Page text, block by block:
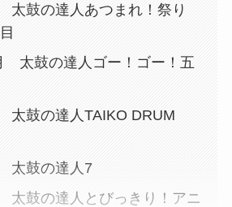
鼓の達人あつまれ！祭り
太鼓の達人ゴー！ゴー！五
鼓の達人TAIKO DRUM
太鼓の達人7
鼓の達人とびっきり！アニ